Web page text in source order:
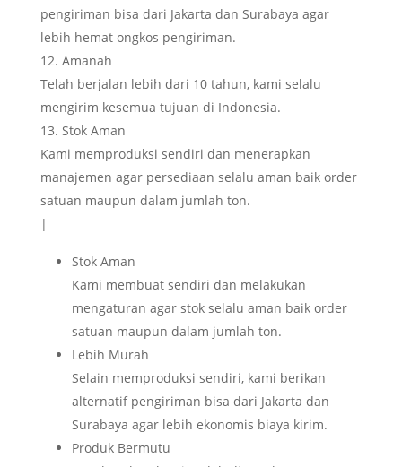
pengiriman bisa dari Jakarta dan Surabaya agar
lebih hemat ongkos pengiriman.
Amanah
Telah berjalan lebih dari 10 tahun, kami selalu
mengirim kesemua tujuan di Indonesia.
Stok Aman
Kami memproduksi sendiri dan menerapkan
manajemen agar persediaan selalu aman baik order
satuan maupun dalam jumlah ton.
|
Stok Aman
Kami membuat sendiri dan melakukan
mengaturan agar stok selalu aman baik order
satuan maupun dalam jumlah ton.
Lebih Murah
Selain memproduksi sendiri, kami berikan
alternatif pengiriman bisa dari Jakarta dan
Surabaya agar lebih ekonomis biaya kirim.
Produk Bermutu